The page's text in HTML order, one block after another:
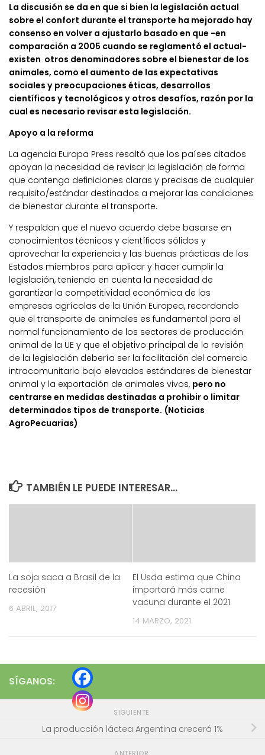
La discusión se da en que si bien la legislación actual
sobre el confort durante el transporte ha mejorado hay
consenso en volver a ajustarlo basado en que -en
comparación a 2005 cuando se reglamentó el actual-
existen otros denominadores sobre el bienestar de los
animales, como el aumento de las expectativas
sociales y preocupaciones éticas, desarrollos
científicos y tecnológicos y otros desafíos, razón por la
cual es necesario revisar esta legislación.
Apoyo a la reforma
La agencia Europa Press resaltó que los países citados
apoyan la necesidad de revisar la legislación de forma
que contenga definiciones claras y precisas de cualquier
requisito/estándar destinados a mejorar las condiciones
de bienestar durante el transporte.
Y respaldan que el nuevo acuerdo debe basarse en
conocimientos técnicos y científicos sólidos y
aprovechar la experiencia y las buenas prácticas de los
Estados miembros para aplicar y hacer cumplir la
legislación, teniendo en cuenta la necesidad de
garantizar la competitividad económica de las
empresas agrícolas de la Unión Europea, recordando
que el transporte de animales es fundamental para el
normal funcionamiento de los sectores de producción
animal de la UE y que el objetivo principal de la revisión
de la legislación debería ser la facilitación del comercio
intracomunitario bajo elevados estándares de bienestar
animal y la exportación de animales vivos, pero no
centrarse en medidas destinadas a prohibir o limitar
determinados tipos de transporte. (Noticias
AgroPecuarias)
TAMBIÉN LE PUEDE INTERESAR...
La soja saca a Brasil de la
recesión
6 ABRIL, 2017
El Usda estima que China
importará más carne
vacuna durante el 2021
14 MARZO, 2021
SÍGANOS:
SIGUIENTE
La producción láctea Argentina crecerá 1%
ANTERIOR